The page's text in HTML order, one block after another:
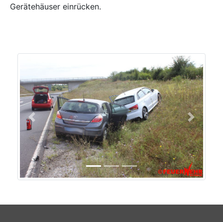
Gerätehäuser einrücken.
Previous Next